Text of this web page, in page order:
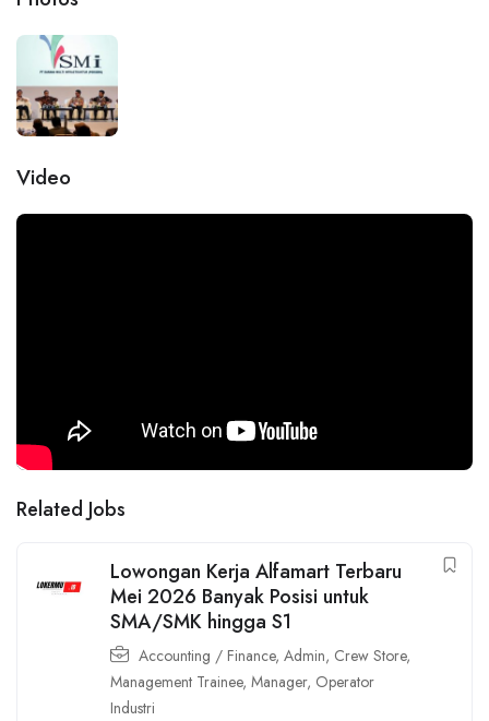
Video
Related Jobs
Lowongan Kerja Alfamart Terbaru
Mei 2026 Banyak Posisi untuk
SMA/SMK hingga S1
Accounting / Finance, Admin, Crew Store,
Management Trainee, Manager, Operator
Industri